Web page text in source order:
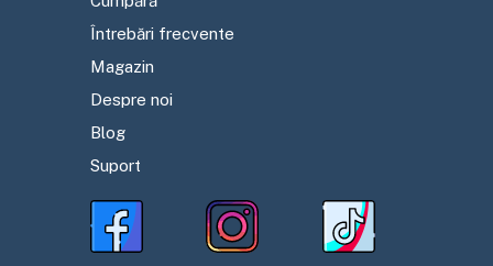
Întrebări frecvente
Magazin
Despre noi
Blog
Suport